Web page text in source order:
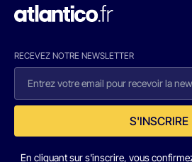
RECEVEZ NOTRE NEWSLETTER
S'INSCRIRE
En cliquant sur s'inscrire, vous